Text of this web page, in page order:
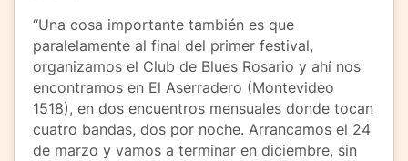
“Una cosa importante también es que
paralelamente al final del primer festival,
organizamos el Club de Blues Rosario y ahí nos
encontramos en El Aserradero (Montevideo
1518), en dos encuentros mensuales donde tocan
cuatro bandas, dos por noche. Arrancamos el 24
de marzo y vamos a terminar en diciembre, sin